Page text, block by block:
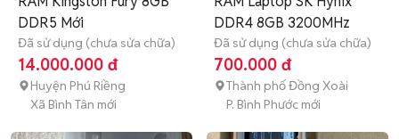
DDR5 Mới
Đã sử dụng (chưa sửa chữa)
14.000.000 đ
Huyện Phú Riềng
Xã Bình Tân mới
DDR4 8GB 3200MHz
Đã sử dụng (chưa sửa chữa)
700.000 đ
Thành phố Đồng Xoài
P. Bình Phước mới